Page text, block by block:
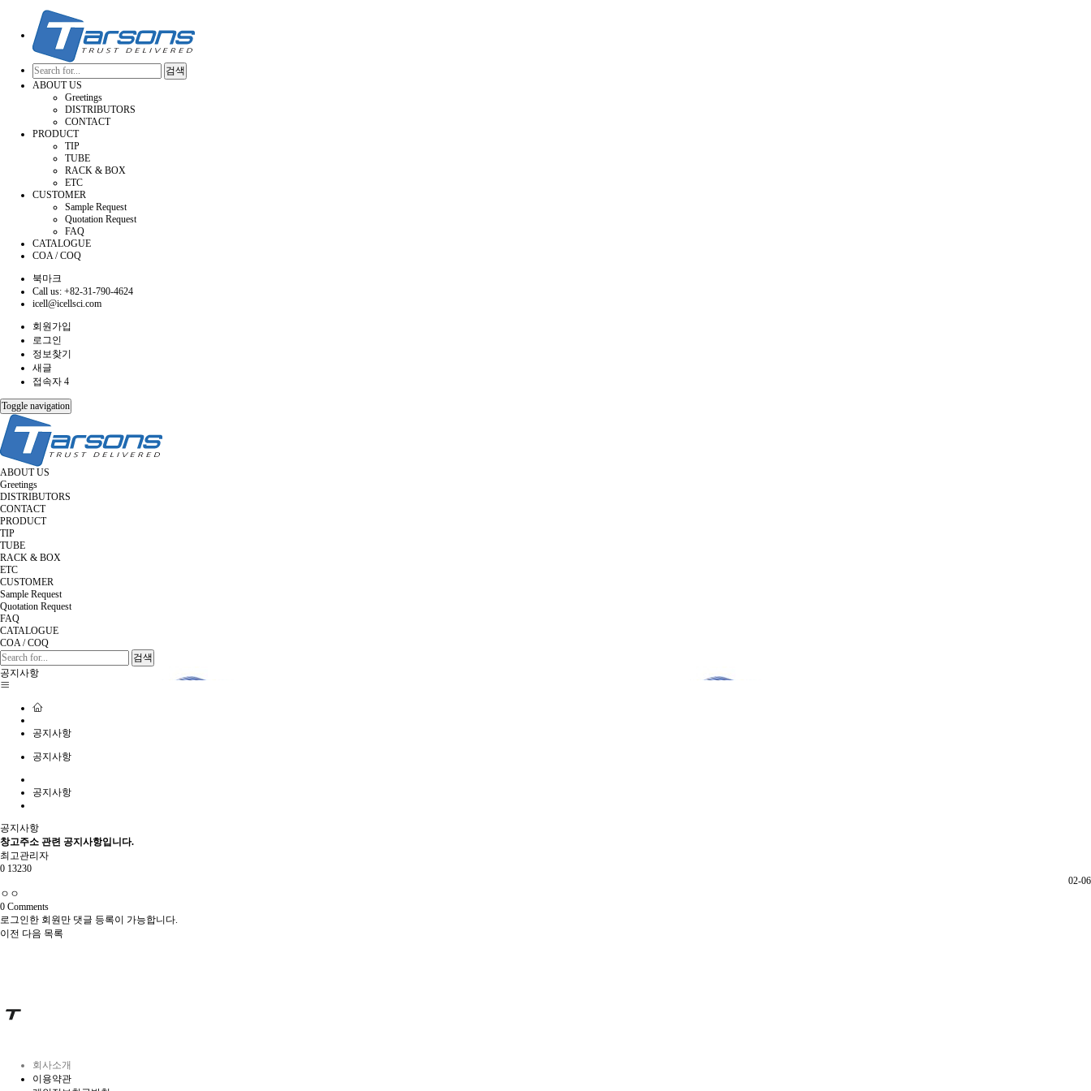
검색
ABOUT US
Greetings
DISTRIBUTORS
CONTACT
PRODUCT
TIP
TUBE
RACK & BOX
ETC
CUSTOMER
Sample Request
Quotation Request
FAQ
CATALOGUE
COA / COQ
북마크
Call us: +82-31-790-4624
icell@icellsci.com
회원가입
로그인
정보찾기
새글
접속자 4
Toggle navigation
ABOUT US
Greetings
DISTRIBUTORS
CONTACT
PRODUCT
TIP
TUBE
RACK & BOX
ETC
CUSTOMER
Sample Request
Quotation Request
FAQ
CATALOGUE
COA / COQ
검색
공지사항
공지사항
공지사항
공지사항
공지사항
창고주소 관련 공지사항입니다.
최고관리자
0 13230
02-06
ㅇㅇ
0 Comments
로그인한 회원만 댓글 등록이 가능합니다.
이전 다음 목록
회사소개
이용약관